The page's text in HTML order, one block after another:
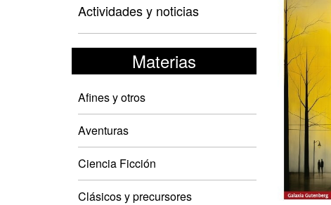
Actividades y noticias
Materias
Afines y otros
Aventuras
Ciencia Ficción
Clásicos y precursores